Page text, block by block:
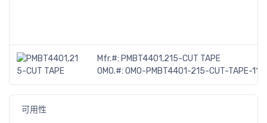
Mfr.#: PMBT4401,215-CUT TAPE
OMO.#: OMO-PMBT4401-215-CUT-TAPE-
可用性